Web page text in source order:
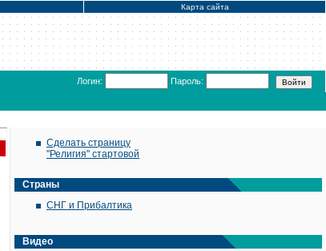
Карта сайта
Логин: Пароль:
Сделать страницу
"Религия" стартовой
Страны
СНГ и Прибалтика
Видео